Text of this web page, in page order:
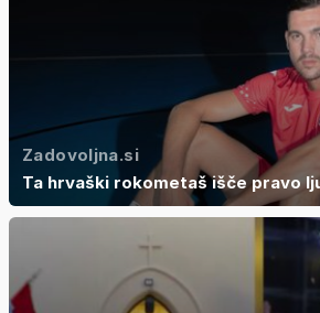
Zadovoljna.si
Ta hrvaški rokometaš išče pravo